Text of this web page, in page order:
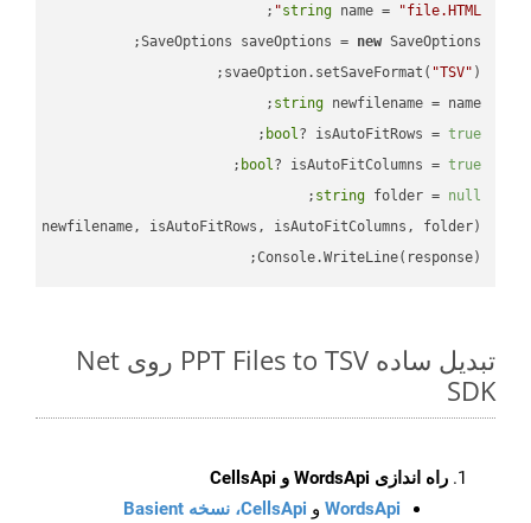
string name = "file.HTML"
SaveOptions saveOptions = new
svaeOption.setSaveFormat( "TSV" );
string newfilename = name;
bool? isAutoFitRows = true
;
bool? isAutoFitColumns = true
;
string folder = null
;
Console.WriteLine(response);
تبدیل ساده PPT Files to TSV روی Net
SDK
راه اندازی WordsApi و CellsApi
WordsApi و CellsApi، نسخه Basient